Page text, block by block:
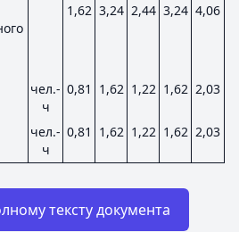
1,62 3,24 2,44 3,24 4,06
чел.-
ч
0,81 1,62 1,22 1,62 2,03
чел.-
ч
0,81 1,62 1,22 1,62 2,03
тексту документа